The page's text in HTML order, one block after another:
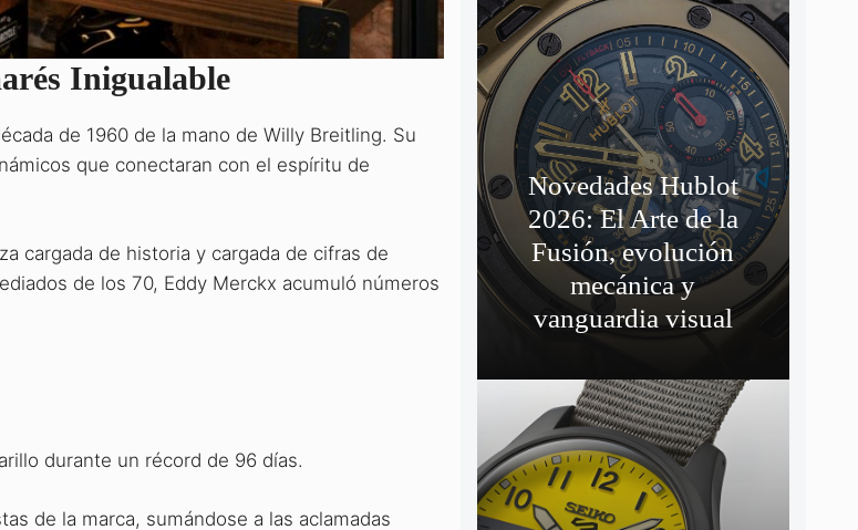
Inigualable
de 1960 de la mano de Willy Breitling. Su
que conectaran con el espíritu de
cargada de historia y cargada de cifras de
de los 70, Eddy Merckx acumuló números
durante un récord de 96 días.
de la marca, sumándose a las aclamadas
Novedades Hublot
2026: El Arte de la
Fusión, evolución
mecánica y
vanguardia visual